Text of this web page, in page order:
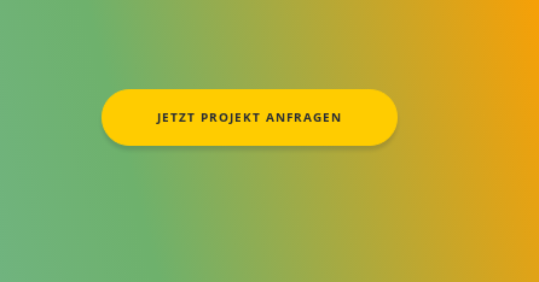
JETZT PROJEKT ANFRAGEN